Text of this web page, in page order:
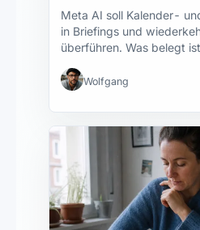
Meta AI soll Kalender-
in Briefings und
überführen. Was belegt
Wolfgang